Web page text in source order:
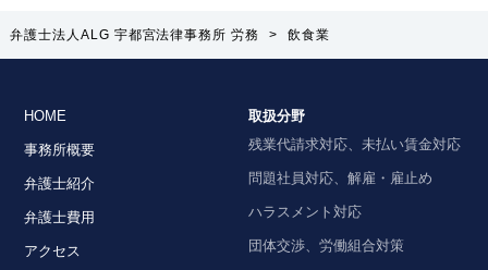
弁護士法人ALG 宇都宮法律事務所 労務 > 飲食業
HOME
事務所概要
弁護士紹介
弁護士費用
アクセス
取扱分野
残業代請求対応、未払い賃金対応
問題社員対応、解雇・雇止め
ハラスメント対応
団体交渉、労働組合対策